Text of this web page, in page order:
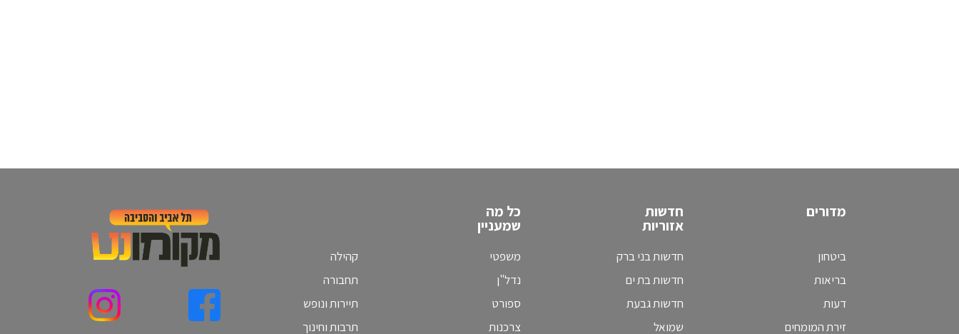
מדורים
ביטחון
בריאות
דעות
זירת המומחים
חדשות
אזוריות
חדשות בני ברק
חדשות בת ים
חדשות גבעת
שמואל
כל מה
שמעניין
משפטי
נדל"ן
ספורט
צרכנות
קהילה
תחבורה
תיירות ונופש
תרבות וחינוך